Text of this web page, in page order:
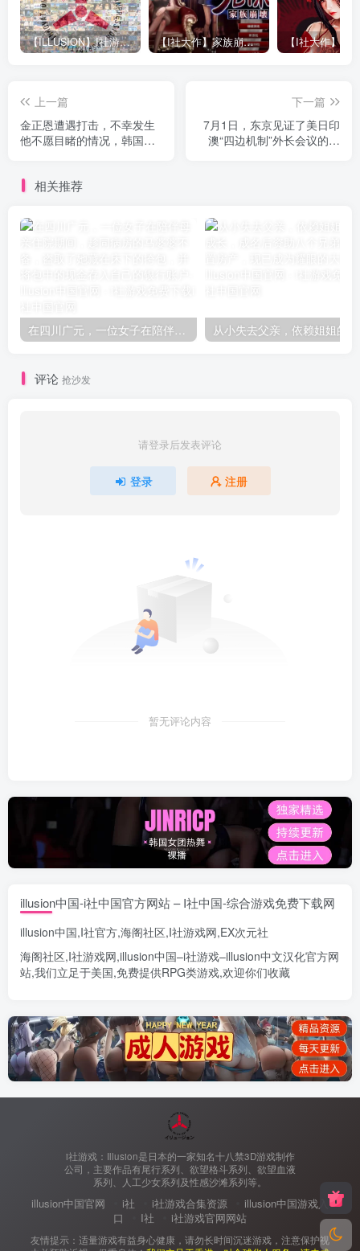
【ILLUSION】I社游戏合集截至2025 无修正汉化硬盘纯净版手慢无[微云/OD] 【I社大作】家族崩坏Playhome 终极12.0收藏版新整合【85G/补档福利】【年费会员专享，手慢无】
上一篇
金正恩遭遇打击，不幸发生
他不愿目睹的情况，韩国军
下一篇
7月1日，东京见证了美日印
澳“四边机制”外长会议的落
相关推荐
评论 抢沙发
请登录后发表评论
登录 注册
暂无评论内容
illusion中国-i社中国官方网站 – I社中国-综合游戏免费下载网
illusion中国,I社官方,海阁社区,I社游戏网,EX次元社
海阁社区,I社游戏网,illusion中国–i社游戏–illusion中文汉化官方网
站,我们立足于美国,免费提供RPG类游戏,欢迎你们收藏
i社游戏：Illusion是日本的一家知名十八禁3D游戏制作
公司，主要作品有尾行系列、欲望格斗系列、欲望血液
系列、人工少女系列及性感沙滩系列等。
illusion中国官网 i社 i社游戏合集资源
illusion中国游戏入
口
I社 i社游戏官网网站
友情提示：适量游戏有益身心健康，请勿长时间沉迷游戏，注意保护视